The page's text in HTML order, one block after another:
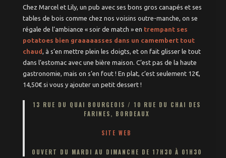
Chez Marcel et Lily, un pub avec ses bons gros canapés et ses
tables de bois comme chez nos voisins outre-manche, on se
régale de l’ambiance « soir de match » en trempant ses
potatoes bien graaaaasses dans un camembert tout
chaud, à s’en mettre plein les doigts, et on fait glisser le tout
dans l’estomac avec une bière maison. C’est pas de la haute
gastronomie, mais on s’en fout ! En plat, c’est seulement 12€,
14,50€ si vous y ajouter un petit dessert !
13 RUE DU QUAI BOURGEOIS / 10 RUE DU CHAI DES
FARINES, BORDEAUX
SITE WEB
OUVERT DU MARDI AU DIMANCHE DE 17H30 À 01H30